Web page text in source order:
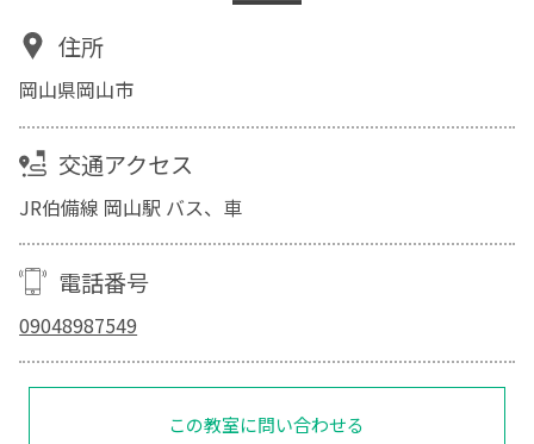
住所
岡山県岡山市
交通アクセス
JR伯備線 岡山駅 バス、車
電話番号
09048987549
この教室に問い合わせる